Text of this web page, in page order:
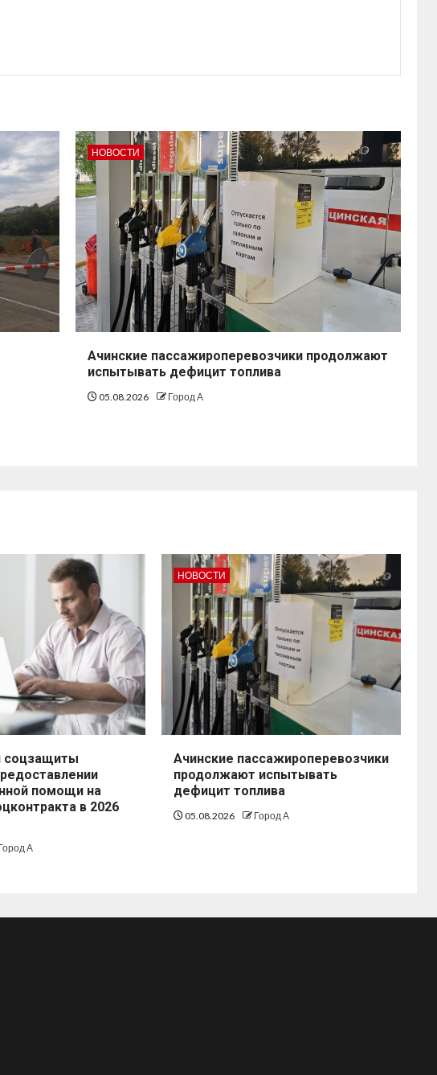
НОВОСТИ
Ачинские пассажироперевозчики продолжают
испытывать дефицит топлива
05.08.2026 Город А
соцзащиты
помощи на
в 2026
А
НОВОСТИ
Ачинские пассажироперевозчики
продолжают испытывать
дефицит топлива
05.08.2026 Город А